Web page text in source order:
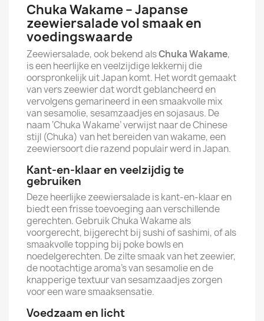
Chuka Wakame – Japanse
zeewiersalade vol smaak en
voedingswaarde
Zeewiersalade, ook bekend alsChuka Wakame,
is een heerlijke en veelzijdige lekkernij die
oorspronkelijk uit Japan komt. Het wordt gemaakt
van vers zeewier dat wordt geblancheerd en
vervolgens gemarineerd in een smaakvolle mix
van sesamolie, sesamzaadjes en sojasaus. De
naam ‘Chuka Wakame’ verwijst naar de Chinese
stijl (Chuka) van het bereiden van wakame, een
zeewiersoort die razend populair werd in Japan.
Kant-en-klaar en veelzijdig te
gebruiken
Deze heerlijke zeewiersalade is kant-en-klaar en
biedt een frisse toevoeging aan verschillende
gerechten. Gebruik Chuka Wakame als
voorgerecht, bijgerecht bij sushi of sashimi, of als
smaakvolle topping bij poke bowls en
noedelgerechten. De zilte smaak van het zeewier,
de nootachtige aroma’s van sesamolie en de
knapperige textuur van sesamzaadjes zorgen
voor een ware smaaksensatie.
Voedzaam en licht